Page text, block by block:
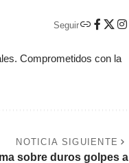
Seguir
Comprometidos con la
NOTICIA SIGUIENTE
sobre duros golpes a